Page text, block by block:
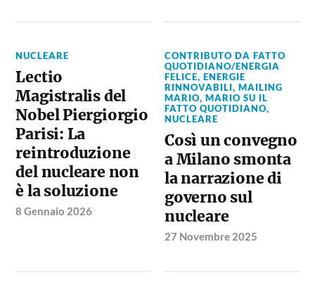
NUCLEARE
Lectio
Magistralis del
Nobel Piergiorgio
Parisi: La
reintroduzione
del nucleare non
è la soluzione
8 Gennaio 2026
CONTRIBUTO DA FATTO
QUOTIDIANO/ENERGIA
FELICE,ENERGIE
RINNOVABILI,MAILING
MARIO,MARIO SU IL
FATTO QUOTIDIANO,
NUCLEARE
Così un convegno
a Milano smonta
la narrazione di
governo sul
nucleare
27 Novembre 2025